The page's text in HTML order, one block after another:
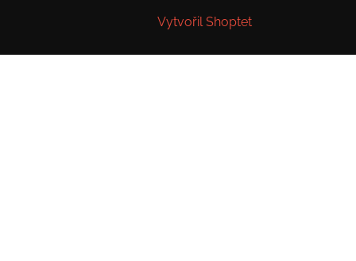
Vytvořil Shoptet